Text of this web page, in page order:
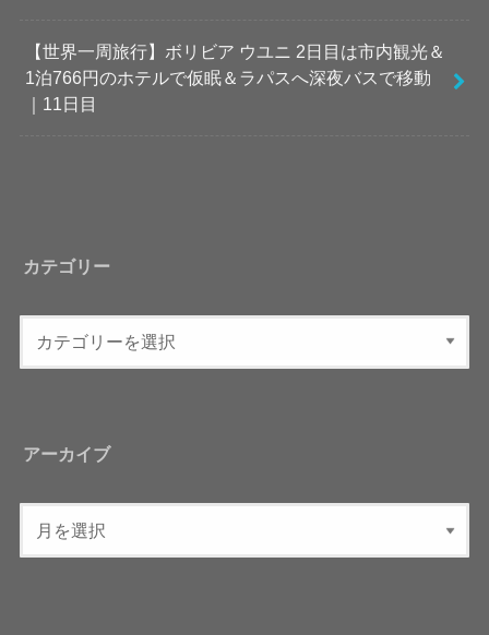
【世界一周旅行】ボリビア ウユニ 2日目は市内観光＆
1泊766円のホテルで仮眠＆ラパスへ深夜バスで移動
｜11日目
カテゴリー
アーカイブ